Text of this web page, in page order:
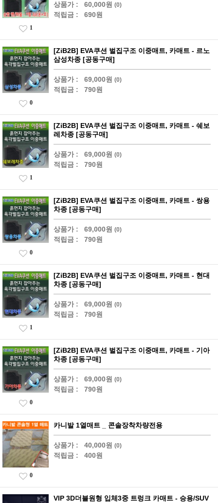
상품가 : 60,000원 (0)
적립금 : 690원
1
[ZiB2B] EVA쿠션 벌집구조 이중매트, 카매트 - 르노
삼성차종 [공동구매]
상품가 : 69,000원 (0)
적립금 : 790원
0
[ZiB2B] EVA쿠션 벌집구조 이중매트, 카매트 - 쉐보
레차종 [공동구매]
상품가 : 69,000원 (0)
적립금 : 790원
1
[ZiB2B] EVA쿠션 벌집구조 이중매트, 카매트 - 쌍용
차종 [공동구매]
상품가 : 69,000원 (0)
적립금 : 790원
0
[ZiB2B] EVA쿠션 벌집구조 이중매트, 카매트 - 현대
차종 [공동구매]
상품가 : 69,000원 (0)
적립금 : 790원
1
[ZiB2B] EVA쿠션 벌집구조 이중매트, 카매트 - 기아
차종 [공동구매]
상품가 : 69,000원 (0)
적립금 : 790원
0
카니발 1열매트 _ 콘솔장착차량전용
상품가 : 40,000원 (0)
적립금 : 400원
0
VIP 3D더블원형 입체3중 트렁크 카매트 - 승용/SUV